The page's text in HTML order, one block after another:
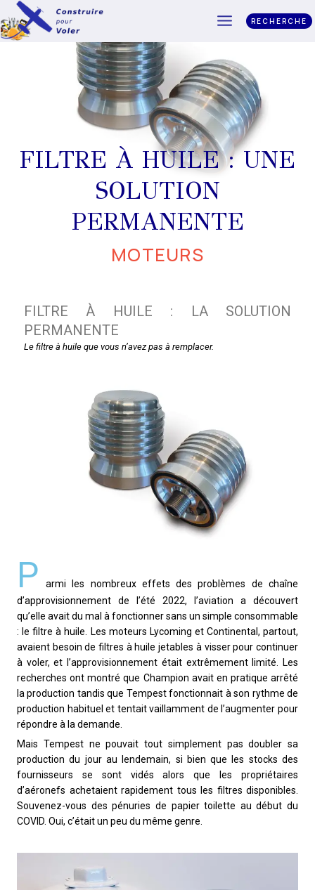
RECHERCHE
FILTRE À HUILE : UNE
SOLUTION
PERMANENTE
MOTEURS
FILTRE À HUILE : LA SOLUTION
PERMANENTE
Le filtre à huile que vous n’avez pas à remplacer.
P
armi les nombreux effets des problèmes de chaîne
d’approvisionnement de l’été 2022, l’aviation a découvert
qu’elle avait du mal à fonctionner sans un simple consommable
: le filtre à huile. Les moteurs Lycoming et Continental, partout,
avaient besoin de filtres à huile jetables à visser pour continuer
à voler, et l’approvisionnement était extrêmement limité. Les
recherches ont montré que Champion avait en pratique arrêté
la production tandis que Tempest fonctionnait à son rythme de
production habituel et tentait vaillamment de l’augmenter pour
répondre à la demande.
Mais Tempest ne pouvait tout simplement pas doubler sa
production du jour au lendemain, si bien que les stocks des
fournisseurs se sont vidés alors que les propriétaires
d’aéronefs achetaient rapidement tous les filtres disponibles.
Souvenez-vous des pénuries de papier toilette au début du
COVID. Oui, c’était un peu du même genre.